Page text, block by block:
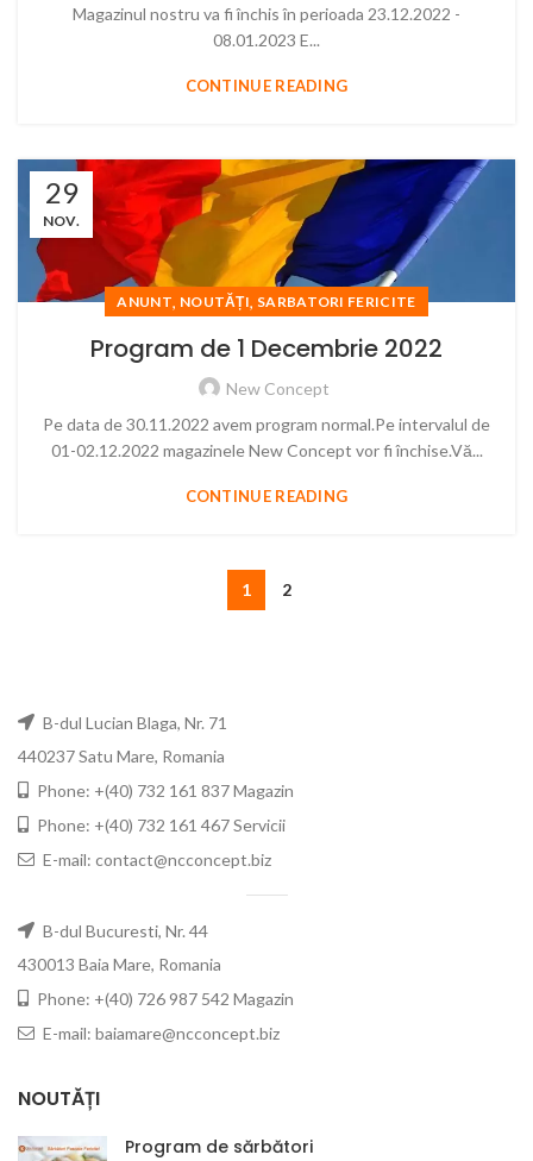
Magazinul nostru va fi închis în perioada 23.12.2022 -
08.01.2023 E...
CONTINUE READING
29
NOV.
ANUNT, NOUTĂȚI, SARBATORI FERICITE
Program de 1 Decembrie 2022
New Concept
Pe data de 30.11.2022 avem program normal.Pe intervalul de
01-02.12.2022 magazinele New Concept vor fi închise.Vă...
CONTINUE READING
1 2
B-dul Lucian Blaga, Nr. 71
440237 Satu Mare, Romania
Phone: +(40) 732 161 837 Magazin
Phone: +(40) 732 161 467 Servicii
E-mail: contact@ncconcept.biz
B-dul Bucuresti, Nr. 44
430013 Baia Mare, Romania
Phone: +(40) 726 987 542 Magazin
E-mail: baiamare@ncconcept.biz
NOUTĂȚI
Program de sărbători